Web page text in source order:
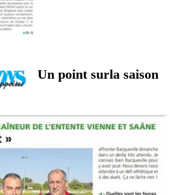
Un point surla saison